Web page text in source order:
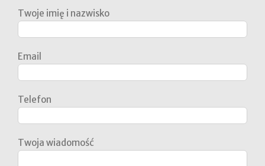
Twoje imię i nazwisko
Email
Telefon
Twoja wiadomość